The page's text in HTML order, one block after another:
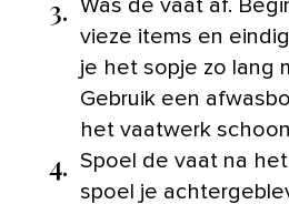
3.
Was de vaat af.
vieze items en
je het sopje zo lang
Gebruik een
het vaatwerk
4. Spoel de vaat na
spoel je